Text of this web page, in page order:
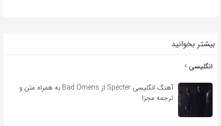
بیشتر بخوانید
انگلیسی
آهنگ انگلیسی Specter از Bad Omens به همراه متن و
ترجمه مجزا